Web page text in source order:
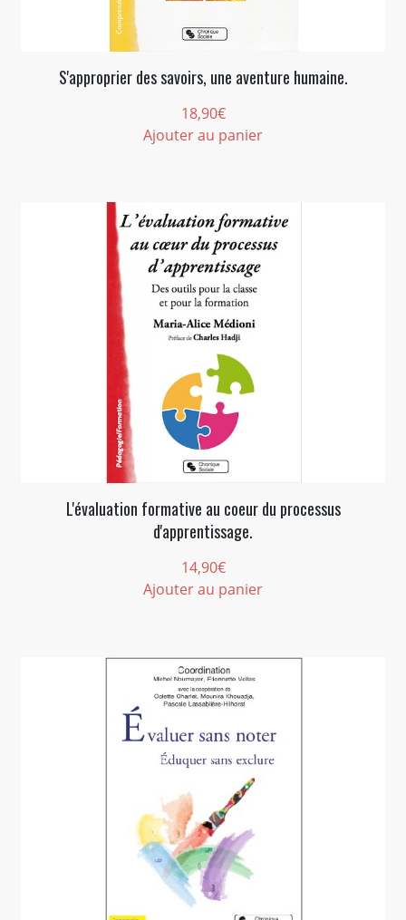
S'approprier des savoirs, une aventure humaine.
18,90€
Ajouter au panier
L'évaluation formative au coeur du processus
d'apprentissage.
14,90€
Ajouter au panier